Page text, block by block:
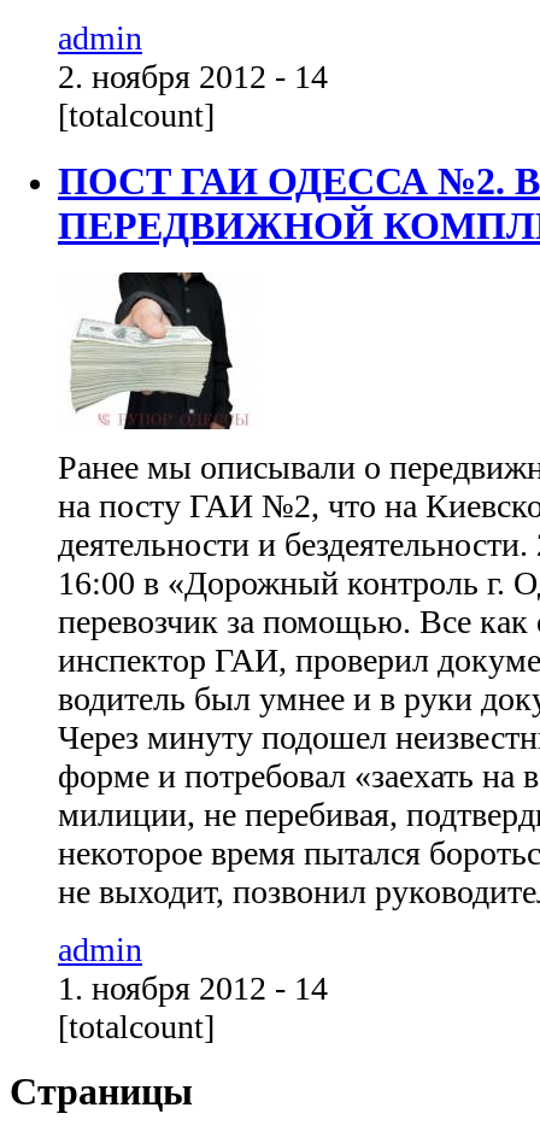
admin
2. ноября 2012 - 14
[totalcount]
ПОСТ ГАИ ОДЕССА №2.
ПЕРЕДВИЖНОЙ
Ранее мы описывали о
на посту ГАИ №2, что на
деятельности и
16:00 в «Дорожный контроль г.
перевозчик за помощью. Все
инспектор ГАИ, проверил
водитель был умнее и в руки
Через минуту подошел
форме и потребовал «заехать на
милиции, не перебивая,
некоторое время пытался
не выходит, позвонил
admin
1. ноября 2012 - 14
[totalcount]
Страницы